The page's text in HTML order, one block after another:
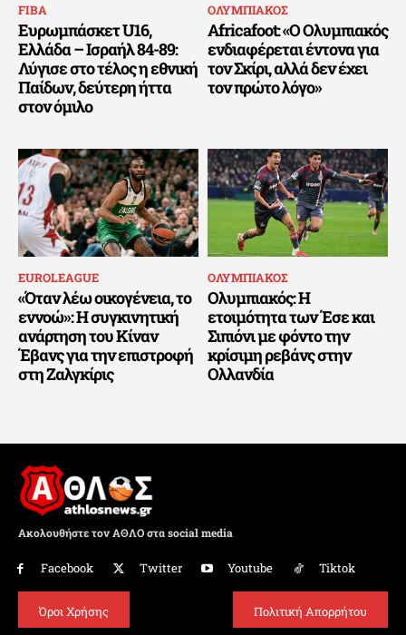
FIBA
Ευρωμπάσκετ U16,
Ελλάδα – Ισραήλ 84-89:
Λύγισε στο τέλος η εθνική
Παίδων, δεύτερη ήττα
στον όμιλο
ΟΛΥΜΠΙΑΚΟΣ
Africafoot: «Ο Ολυμπιακός
ενδιαφέρεται έντονα για
τον Σκίρι, αλλά δεν έχει
τον πρώτο λόγο»
EUROLEAGUE
«Όταν λέω οικογένεια, το
εννοώ»: Η συγκινητική
ανάρτηση του Κίναν
Έβανς για την επιστροφή
στη Ζαλγκίρις
ΟΛΥΜΠΙΑΚΟΣ
Ολυμπιακός: Η
ετοιμότητα των Έσε και
Σιπιόνι με φόντο την
κρίσιμη ρεβάνς στην
Ολλανδία
Ακολουθήστε τον ΑΘΛΟ στα social media
Facebook Twitter Youtube Tiktok
Όροι Χρήσης Πολιτική Απορρήτου